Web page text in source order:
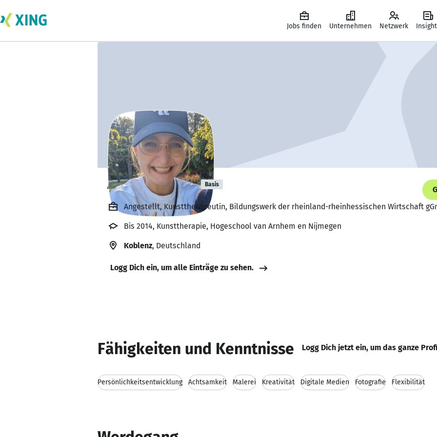
Jobs finden Unternehmen Netzwerk
Annika Hennig Basis
Angestellt, Kunsttherapeutin, Bildungswerk der rheinland-rheinhessischen Wirtschaft
Bis 2014, Kunsttherapie, Hogeschool van Arnhem en Nijmegen
Koblenz, Deutschland
Logg Dich ein, um alle Einträge zu sehen.
Fähigkeiten und Kenntnisse Logg Dich jetzt ein, um das ganze
Persönlichkeitsentwicklung Achtsamkeit Malerei Kreativität Digitale Medien Fotografie Flexibilität